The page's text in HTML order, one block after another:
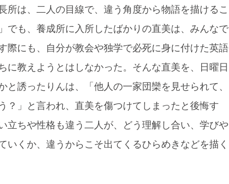
所は、二人の目線で、違う角度から物語を描けるこ
でも、養成所に入所したばかりの直美は、みんなで
際にも、自分が教会や独学で必死に身に付けた英語
に教えようとはしなかった。そんな直美を、日曜日
と誘ったりんは、「他人の一家団欒を見せられて、
？」と言われ、直美を傷つけてしまったと後悔す
立ちや性格も違う二人が、どう理解し合い、学びや
いくか、違うからこそ出てくるひらめきなどを描く